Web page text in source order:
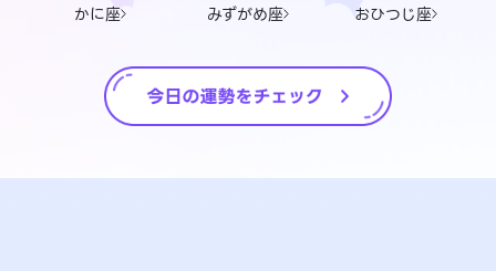
かに座 みずがめ座 おひつじ座